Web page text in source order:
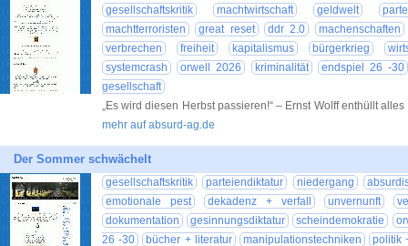
gesellschaftskritik
machtwirtschaft geldwelt
machtterroristen
great reset ddr 2.0
machenschaften
verbrechen
freiheit kapitalismus bürgerkrieg
systemcrash
orwell 2026 kriminalität
endspiel 26 -30
gesellschaft
„Es wird diesen Herbst passieren!“ – Ernst Wolff enthüllt
mehr auf absurd-ag.de
Der Sommer schwächelt
gesellschaftskritik parteiendiktatur niedergang
emotionale pest
dekadenz + verfall unvernunft
dokumentation
gesinnungsdiktatur scheindemokratie
26 -30
bücher + literatur manipulationstechniken
politik